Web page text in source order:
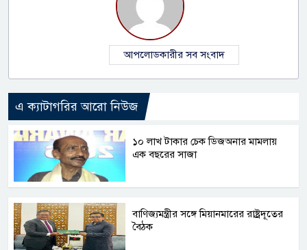
আপলোডকারীর সব সংবাদ
এ ক্যাটাগরির আরো নিউজ
১০ লাখ টাকার চেক ডিজঅনার মামলায়
এক বছরের সাজা
বাণিজ্যমন্ত্রীর সঙ্গে মিয়ানমারের রাষ্ট্রদূতের
বৈঠক